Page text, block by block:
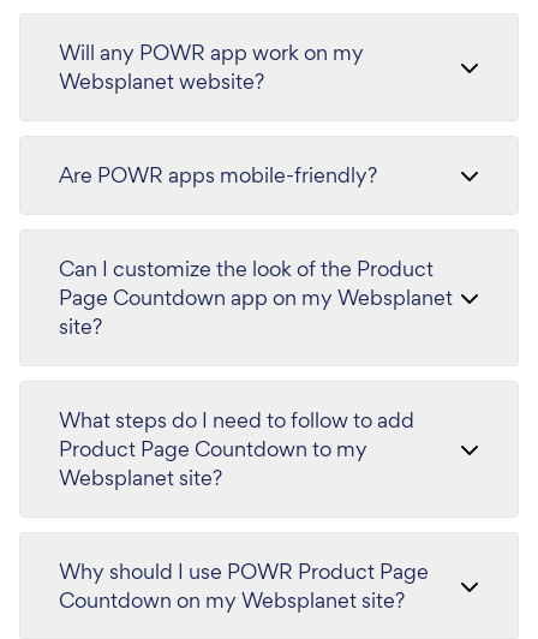
Will any POWR app work on my
Websplanet website?
Are POWR apps mobile-friendly?
Can I customize the look of the Product
Page Countdown app on my Websplanet
site?
What steps do I need to follow to add
Product Page Countdown to my
Websplanet site?
Why should I use POWR Product Page
Countdown on my Websplanet site?